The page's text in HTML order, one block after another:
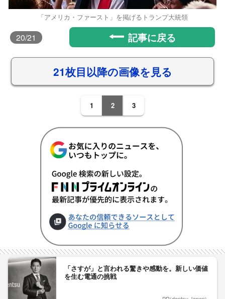
「アメリカ・ファースト」を掲げるトランプ大統領
20/21 記事に戻る
21枚目以降の画像を見る
1 2 3
「さすが」と言われる驚きや感動を。新しい価値
を生む電通の挑戦